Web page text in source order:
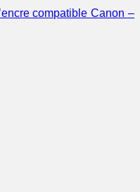
compatible Canon –